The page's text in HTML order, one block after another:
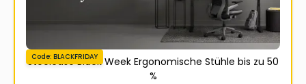
Code: BLACKFRIDAY
Steelcase Black Week Ergonomische Stühle bis zu 50
%